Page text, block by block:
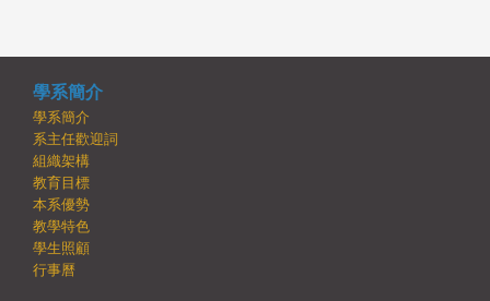
學系簡介
學系簡介
系主任歡迎詞
組織架構
教育目標
本系優勢
教學特色
學生照顧
行事曆